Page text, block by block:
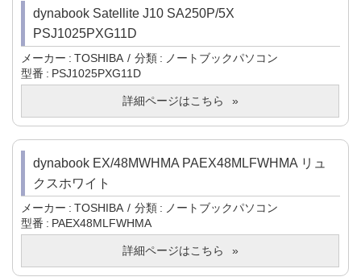
dynabook Satellite J10 SA250P/5X
PSJ1025PXG11D
メーカー TOSHIBA 分類
ノートブックパソコン
型番
PSJ1025PXG11D
詳細ページはこちら
dynabook EX/48MWHMA PAEX48MLFWHMA リュ
クスホワイト
メーカー TOSHIBA 分類
ノートブックパソコン
型番
PAEX48MLFWHMA
詳細ページはこちら